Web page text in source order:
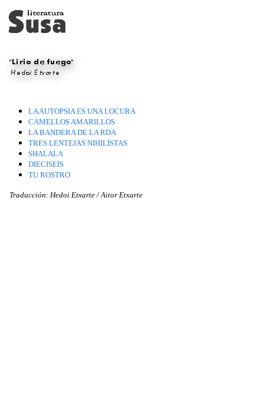
LA AUTOPSIA ES UNA LOCURA
CAMELLOS AMARILLOS
LA BANDERA DE LA RDA
TRES LENTEJAS NIHILISTAS
SHALALA
DIECISEIS
TU ROSTRO
Traducción: Hedoi Etxarte / Aitor Etxarte